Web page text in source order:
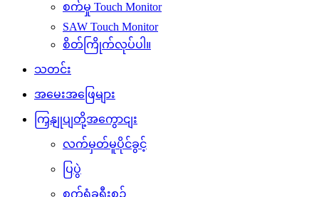
စက်မှု Touch Monitor
SAW Touch Monitor
စိတ်ကြိုက်လုပ်ပါ။
သတင်း
အမေးအဖြေများ
ကြှနျုပျတို့အကွောငျး
လက်မှတ်မူပိုင်ခွင့်
ပြပွဲ
စက်ရုံခရီးစဉ်